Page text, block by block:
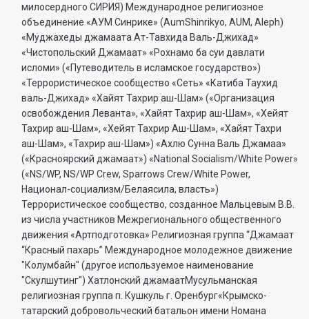
милосердного СИРИЯ) Международное религиозное
объединение «АУМ Синрике» (AumShinrikyo, AUM, Aleph)
«Муджахеды джамаата Ат-Тавхида Валь-Джихад»
«Чистопольский Джамаат» «Рохнамо ба суи давлати
исломи» («Путеводитель в исламское государство»)
«Террористическое сообщество «Сеть» «Катиба Таухид
валь-Джихад» «Хайят Тахрир аш-Шам» («Организация
освобождения Леванта», «Хайят Тахрир аш-Шам», «Хейят
Тахрир аш-Шам», «Хейят Тахрир Аш-Шам», «Хайят Тахри
аш-Шам», «Тахрир аш-Шам») «Ахлю Сунна Валь Джамаа»
(«Красноярский джамаат») «National Socialism/White Power»
(«NS/WP, NS/WP Crew, Sparrows Crew/White Power,
Национал-социализм/Белаясила, власть»)
Террористическое сообщество, созданное Мальцевым В.В.
из числа участников Межрегионального общественного
движения «Артподготовка» Религиозная группа “Джамаат
“Красный пахарь” Международное молодежное движение
"Колумбайн" (другое используемое наименование
"Скулшутинг") Хатлонский джамаатМусульманская
религиозная группа п. Кушкуль г. Оренбург«Крымско-
татарский добровольческий батальон имени Номана